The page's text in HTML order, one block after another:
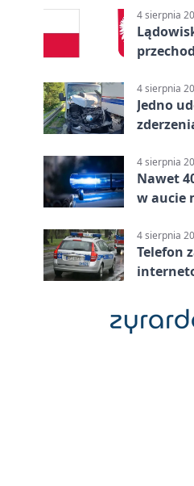
4 sierpnia
4 sierpnia
Jedno
4 sierpnia
Nawet
w aucie
4 sierpnia
Telefon